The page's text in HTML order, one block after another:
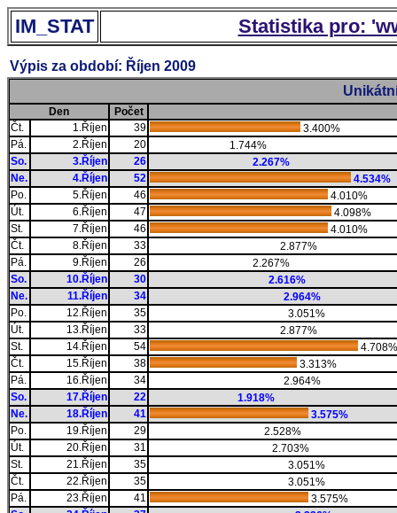
IM_STAT Statistika pro:
Výpis za období: Říjen 2009
Den
Počet
Čt.
1.Říjen 39
3.400%
Pá.
2.Říjen 20
1.744%
So.
3.Říjen 26
2.267%
Ne.
4.Říjen 52
4.534%
Po.
5.Říjen 46
4.010%
Út.
6.Říjen 47
4.098%
St.
7.Říjen 46
4.010%
Čt.
8.Říjen 33
2.877%
Pá.
9.Říjen 26
2.267%
So.
10.Říjen 30
2.616%
Ne.
11.Říjen 34
2.964%
Po.
12.Říjen 35
3.051%
Út.
13.Říjen 33
2.877%
St.
14.Říjen 54
4.708%
Čt.
15.Říjen 38
3.313%
Pá.
16.Říjen 34
2.964%
So.
17.Říjen 22
1.918%
Ne.
18.Říjen 41
3.575%
Po.
19.Říjen 29
2.528%
Út.
20.Říjen 31
2.703%
St.
21.Říjen 35
3.051%
Čt.
22.Říjen 35
3.051%
Pá.
23.Říjen 41
3.575%